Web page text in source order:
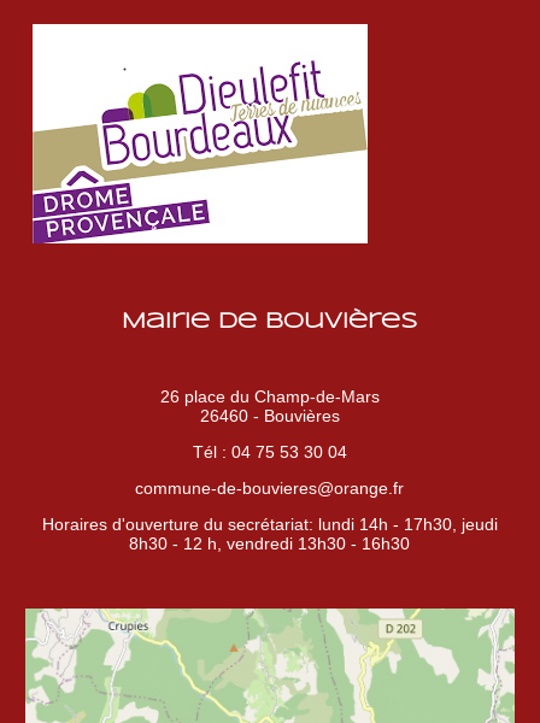
Mairie de Bouvières
26 place du Champ-de-Mars
26460 - Bouvières
Tél : 04 75 53 30 04
commune-de-bouvieres@orange.fr
Horaires d'ouverture du secrétariat: lundi 14h - 17h30, jeudi
8h30 - 12 h, vendredi 13h30 - 16h30